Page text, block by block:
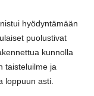
hyödyntämään
puolustivat
kunnolla
taisteluilme ja
loppuun asti.